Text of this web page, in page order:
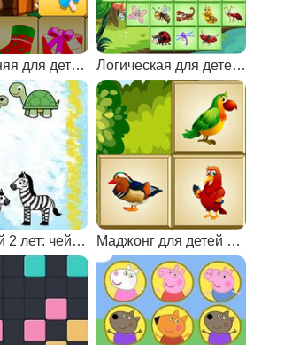
Новогодняя для детей 7 лет Логическая для детей 6 лет
Для детей 2 лет: чей малыш? Маджонг для детей 7 лет